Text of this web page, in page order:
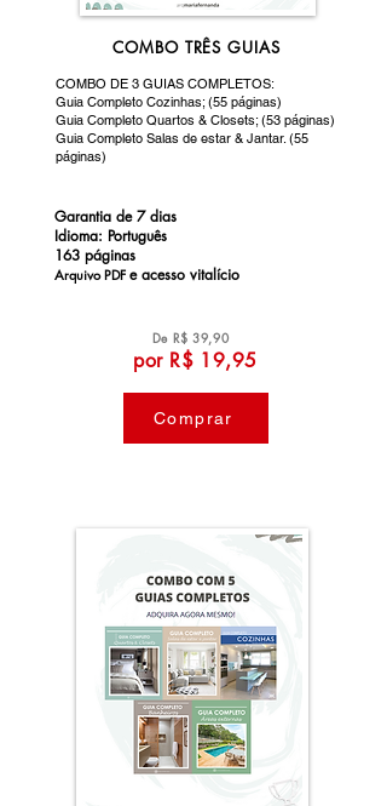
COMBO TRÊS GUIAS
COMBO DE 3 GUIAS COMPLETOS:
Guia Completo Cozinhas; (55 páginas)
Guia Completo Quartos & Closets; (53 páginas)
Guia Completo Salas de estar & Jantar. (55
páginas)
Garantia de 7 dias
Idioma: Português
163 páginas
Arquivo PDF e acesso vitalício
De R$ 39,90
por R$ 19,95
Comprar